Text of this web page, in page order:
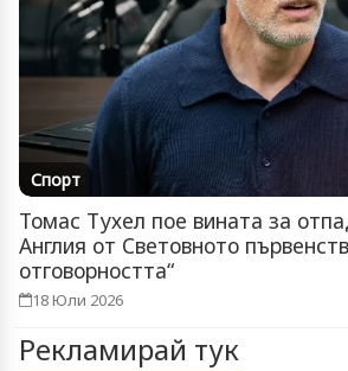
Спорт
Томас Тухел пое вината за
Англия от Световното
отговорността“
18 Юли 2026
Рекламирай тук